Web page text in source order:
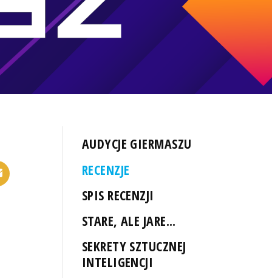
AUDYCJE GIERMASZU
RECENZJE
SPIS RECENZJI
STARE, ALE JARE...
SEKRETY SZTUCZNEJ
INTELIGENCJI